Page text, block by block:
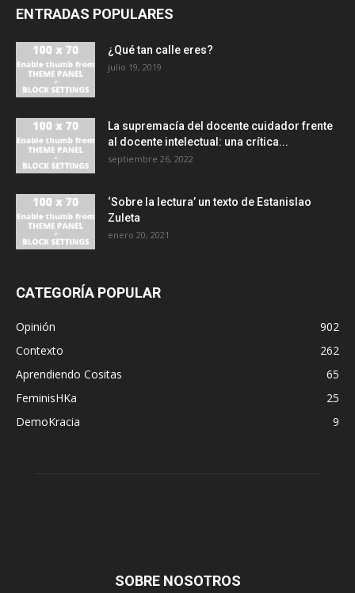
ENTRADAS POPULARES
¿Qué tan calle eres?
julio 19, 2019
La supremacía del docente cuidador frente
al docente intelectual: una crítica...
septiembre 26, 2022
‘Sobre la lectura’ un texto de Estanislao
Zuleta
enero 20, 2021
CATEGORÍA POPULAR
Opinión
902
Contexto
262
Aprendiendo Cositas
65
FeminisHKa
25
DemoKracia
9
SOBRE NOSOTROS